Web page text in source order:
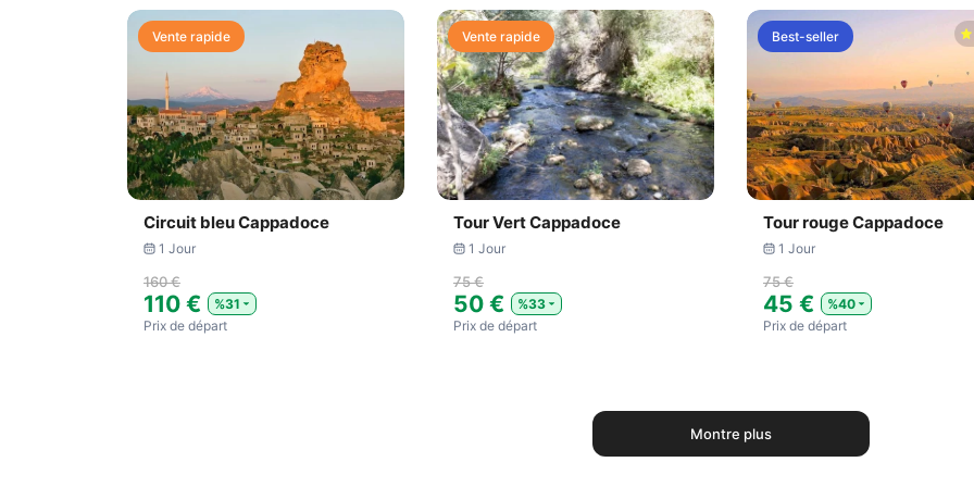
Vente rapide
Circuit bleu Cappadoce
1 Jour
160 €
110 €
%31
Prix ​​de départ
Vente rapide
Tour Vert Cappadoce
1 Jour
75 €
50 €
%33
Prix ​​de départ
Best-seller
Tour rouge Cappadoce
1 Jour
75 €
45 €
%40
Prix ​​de départ
Montre plus